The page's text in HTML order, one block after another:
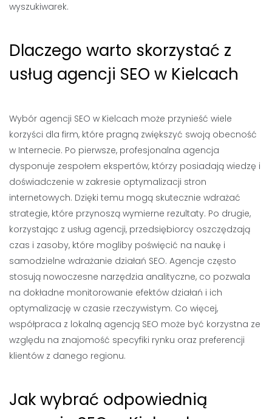
wyszukiwarek.
Dlaczego warto skorzystać z
usług agencji SEO w Kielcach
Wybór agencji SEO w Kielcach może przynieść wiele
korzyści dla firm, które pragną zwiększyć swoją obecność
w Internecie. Po pierwsze, profesjonalna agencja
dysponuje zespołem ekspertów, którzy posiadają wiedzę i
doświadczenie w zakresie optymalizacji stron
internetowych. Dzięki temu mogą skutecznie wdrażać
strategie, które przynoszą wymierne rezultaty. Po drugie,
korzystając z usług agencji, przedsiębiorcy oszczędzają
czas i zasoby, które mogliby poświęcić na naukę i
samodzielne wdrażanie działań SEO. Agencje często
stosują nowoczesne narzędzia analityczne, co pozwala
na dokładne monitorowanie efektów działań i ich
optymalizację w czasie rzeczywistym. Co więcej,
współpraca z lokalną agencją SEO może być korzystna ze
względu na znajomość specyfiki rynku oraz preferencji
klientów z danego regionu.
Jak wybrać odpowiednią